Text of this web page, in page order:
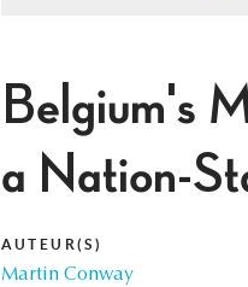
Belgium's
a Nation-
AUTEUR(S)
Martin Conway